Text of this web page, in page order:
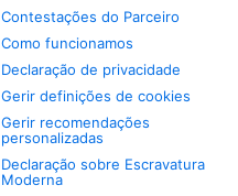
Contestações do Parceiro
Como funcionamos
Declaração de privacidade
Gerir definições de cookies
Gerir recomendações
personalizadas
Declaração sobre Escravatura
Moderna